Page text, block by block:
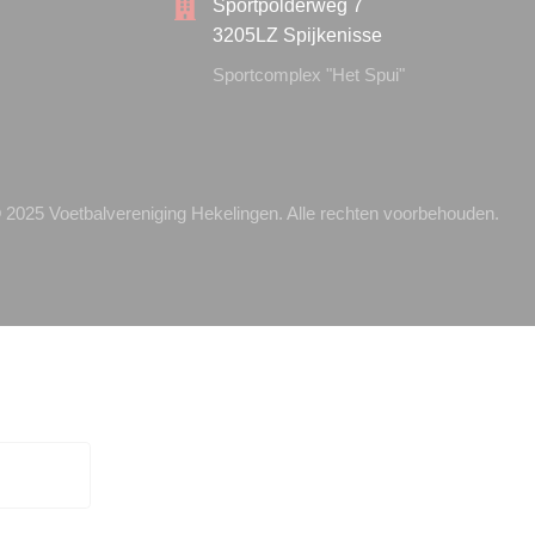
Sportpolderweg 7
3205LZ Spijkenisse
Sportcomplex "Het Spui"
Voetbalvereniging Hekelingen. Alle rechten voorbehouden.